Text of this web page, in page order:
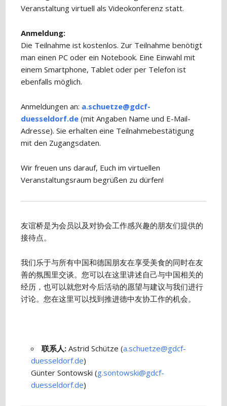
Veranstaltung virtuell als Videokonferenz statt.
Anmeldung:
Die Teilnahme ist kostenlos. Zur Teilnahme benötigt
man einen PC oder ein Notebook. Eine Einwahl mit
einem Smartphone, Tablet oder per Telefon ist
ebenfalls möglich.
Anmeldungen an: a.schuetze@gdcf-
duesseldorf.de (mit Angaben Name und E-Mail-
Adresse). Sie erhalten eine Teilnahmebestätigung
mit den Zugangsdaten.
Wir freuen uns darauf, Euch im virtuellen
Veranstaltungsraum begrüßen zu dürfen!
友谊桥是为会员以及对协会工作感兴趣的朋友们提供的
接待点。
我们乐于与所有中国和德国朋友在享受美食的同时在友
善的氛围里交谈。您可以在这里讲述自己与中国相关的
经历，也可以就您对今后活动的愿望与建议与我们进行
讨论。您在这里可以找到推进德中友协工作的机会。
联系人: Astrid Schütze (a.schuetze@gdcf-
duesseldorf.de)
Günter Sontowski (g.sontowski@gdcf-
duesseldorf.de)